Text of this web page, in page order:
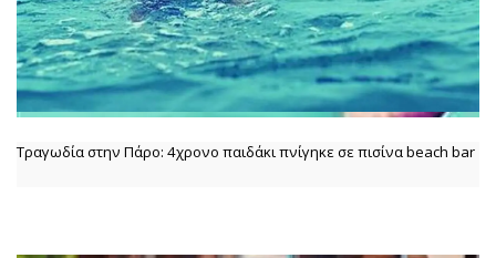
Τραγωδία στην Πάρο: 4χρονο παιδάκι πνίγηκε σε πισίνα beach bar